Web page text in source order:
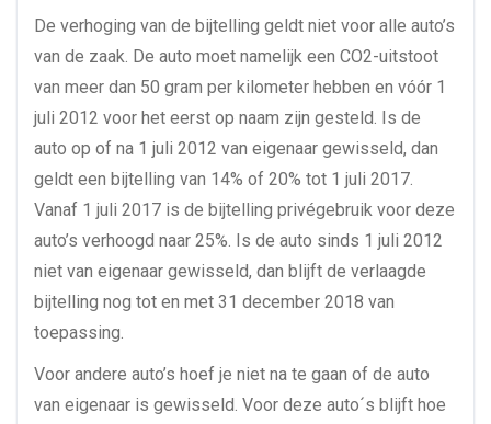
De verhoging van de bijtelling geldt niet voor alle auto’s
van de zaak. De auto moet namelijk een CO2-uitstoot
van meer dan 50 gram per kilometer hebben en vóór 1
juli 2012 voor het eerst op naam zijn gesteld. Is de
auto op of na 1 juli 2012 van eigenaar gewisseld, dan
geldt een bijtelling van 14% of 20% tot 1 juli 2017.
Vanaf 1 juli 2017 is de bijtelling privégebruik voor deze
auto’s verhoogd naar 25%. Is de auto sinds 1 juli 2012
niet van eigenaar gewisseld, dan blijft de verlaagde
bijtelling nog tot en met 31 december 2018 van
toepassing.
Voor andere auto’s hoef je niet na te gaan of de auto
van eigenaar is gewisseld. Voor deze auto´s blijft hoe